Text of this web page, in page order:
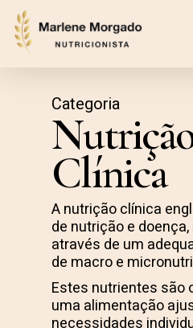
main
Categoria
Clínica
A nutrição clínica
de nutrição e
através de um
de macro e
Estes nutrientes são
uma alimentação
necessidades